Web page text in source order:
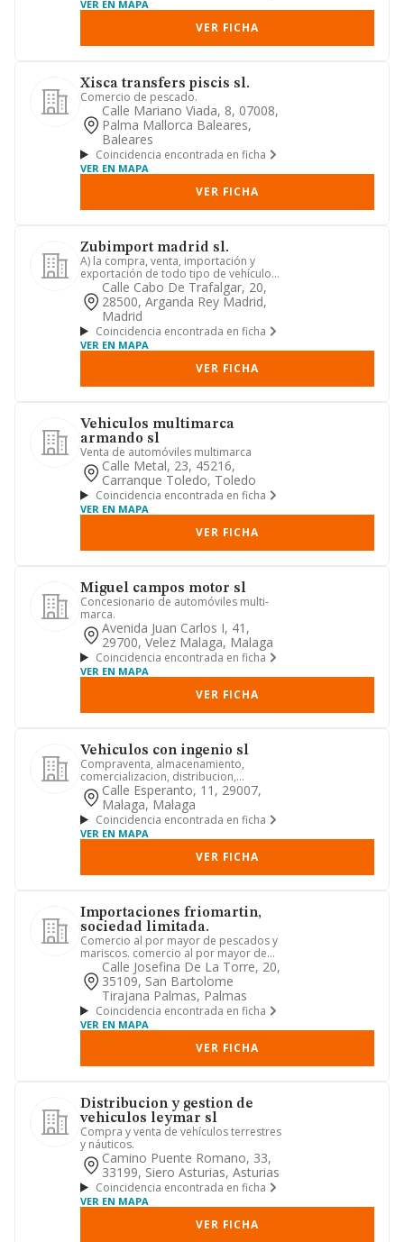
VER EN MAPA
VER FICHA
Xisca transfers piscis sl.
Comercio de pescado.
Calle Mariano Viada, 8, 07008,
Palma Mallorca Baleares,
Baleares
Coincidencia encontrada en ficha
VER EN MAPA
VER FICHA
Zubimport madrid sl.
A) la compra, venta, importación y
exportación de todo tipo de vehículos
a motor, así como de recam...
Calle Cabo De Trafalgar, 20,
28500, Arganda Rey Madrid,
Madrid
Coincidencia encontrada en ficha
VER EN MAPA
VER FICHA
Vehiculos multimarca
armando sl
Venta de automóviles multimarca
Calle Metal, 23, 45216,
Carranque Toledo, Toledo
Coincidencia encontrada en ficha
VER EN MAPA
VER FICHA
Miguel campos motor sl
Concesionario de automóviles multi-
marca.
Avenida Juan Carlos I, 41,
29700, Velez Malaga, Malaga
Coincidencia encontrada en ficha
VER EN MAPA
VER FICHA
Vehiculos con ingenio sl
Compraventa, almacenamiento,
comercializacion, distribucion,
importacion y exportacion de
vehiculos...
Calle Esperanto, 11, 29007,
Malaga, Malaga
Coincidencia encontrada en ficha
VER EN MAPA
VER FICHA
Importaciones friomartin,
sociedad limitada.
Comercio al por mayor de pescados y
mariscos. comercio al por mayor de
pescados y mariscos y otros ...
Calle Josefina De La Torre, 20,
35109, San Bartolome
Tirajana Palmas, Palmas
Coincidencia encontrada en ficha
VER EN MAPA
VER FICHA
Distribucion y gestion de
vehiculos leymar sl
Compra y venta de vehículos terrestres
y náuticos.
Camino Puente Romano, 33,
33199, Siero Asturias, Asturias
Coincidencia encontrada en ficha
VER EN MAPA
VER FICHA